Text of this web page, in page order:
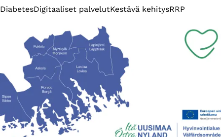
DiabetesDigitaaliset palvelutKestävä kehitysRRP